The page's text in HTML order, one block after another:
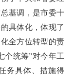
基调，是市委十
具体化，体现了
全方位转型的责
个统筹”对今年工
务具体、措施得